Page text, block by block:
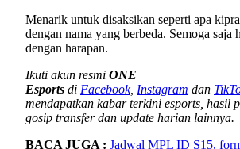
Menarik untuk disaksikan seperti apa
dengan nama yang berbeda. Semoga saja
dengan harapan.
Ikuti akun resmi ONE
Esports di Facebook, Instagram dan
mendapatkan kabar terkini esports, hasil
gosip transfer dan update harian lainnya.
BACA JUGA : Jadwal MPL ID S15,